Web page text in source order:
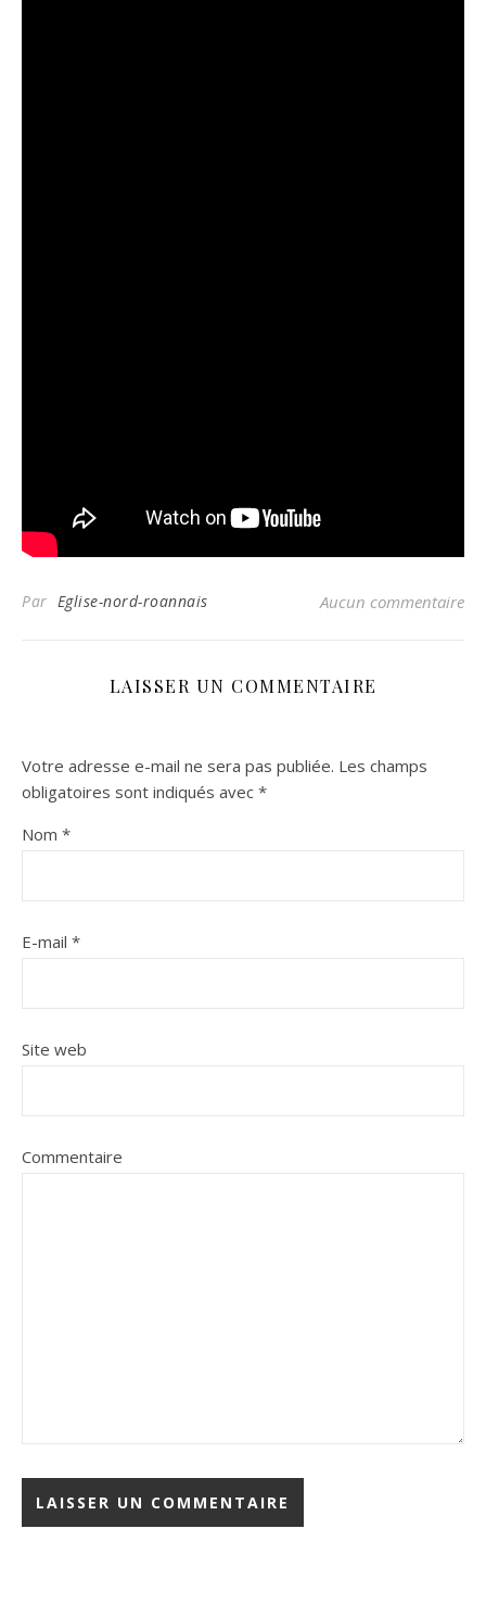
Par Eglise-nord-roannais Aucun commentaire
LAISSER UN COMMENTAIRE
Votre adresse e-mail ne sera pas publiée. Les champs
obligatoires sont indiqués avec *
Nom *
E-mail *
Site web
Commentaire